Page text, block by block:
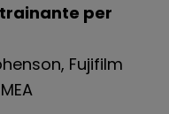
trainante per
Fujifilm